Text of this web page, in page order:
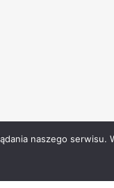
naszego serwisu.